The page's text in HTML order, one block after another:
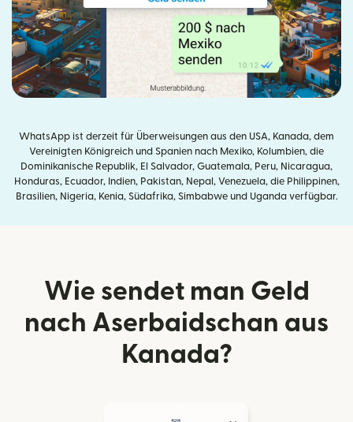
WhatsApp ist derzeit für Überweisungen aus den USA, Kanada, dem
Vereinigten Königreich und Spanien nach Mexiko, Kolumbien, die
Dominikanische Republik, El Salvador, Guatemala, Peru, Nicaragua,
Honduras, Ecuador, Indien, Pakistan, Nepal, Venezuela, die Philippinen,
Brasilien, Nigeria, Kenia, Südafrika, Simbabwe und Uganda verfügbar.
Wie sendet man Geld
nach Aserbaidschan aus
Kanada?